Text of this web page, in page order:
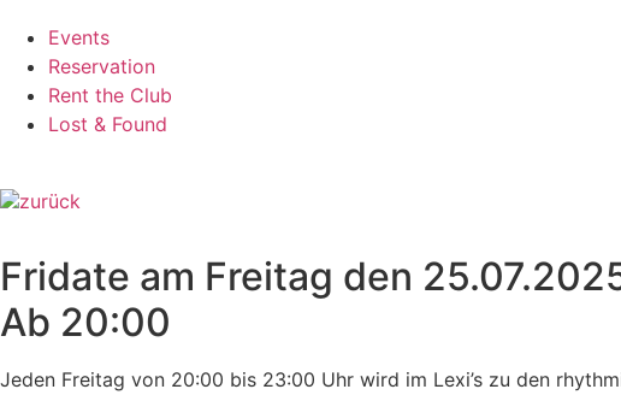
Events
Reservation
Rent the Club
Lost & Found
zurück
Fridate am Freitag den
Ab 20:00
Jeden Freitag von 20:00 bis 23:00 Uhr wird im Lexi’s zu den